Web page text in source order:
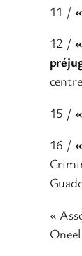
11 /
12 /
15 /
16 /
«
Oneel